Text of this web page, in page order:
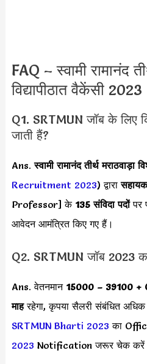
FAQ – स्वामी रामानंद
विद्यापीठात वैकेंसी 2023
Q1. SRTMUN जॉब के लिए
जाती हैं?
Ans.स्वामी रामानंद तीर्थ मराठवाड़ा
Recruitment 2023) द्वारा
Professor] के 135 संविदा पदोंपर
आवेदन आमंत्रित किए गए हैं।
Q2. SRTMUN जॉब 2023
Ans. वेतनमान 15000 – 39100 +
माहरहेगा, कृपया सैलरी संबंधित
SRTMUN Bharti 2023 का
2023 Notification जरूर चेक करें